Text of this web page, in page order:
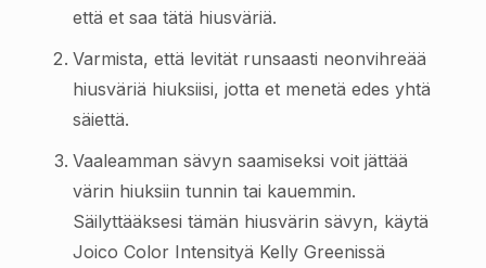
että et saa tätä hiusväriä.
Varmista, että levität runsaasti neonvihreää
hiusväriä hiuksiisi, jotta et menetä edes yhtä
säiettä.
Vaaleamman sävyn saamiseksi voit jättää
värin hiuksiin tunnin tai kauemmin.
Säilyttääksesi tämän hiusvärin sävyn, käytä
Joico Color Intensityä Kelly Greenissä